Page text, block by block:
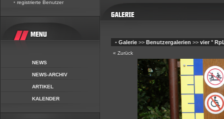
• registrierte Benutzer
NEWS
NEWS-ARCHIV
ARTIKEL
KALENDER
• Galerie >> Benutzergalerien >> vier °
« Zurück